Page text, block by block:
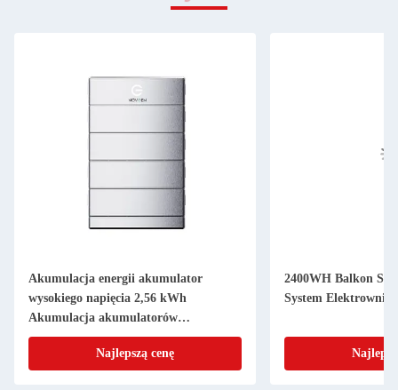
Akumulacja energii akumulator
wysokiego napięcia 2,56 kWh
Akumulacja akumulatorów
słonecznych mieszkalnych
Najlepszą cenę
2400WH Balkon
System Elektrownia